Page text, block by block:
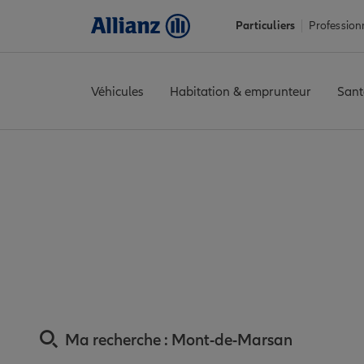
Particuliers
Véhicules Habitation & emprunteur
Ma recherche : Mont-de-Marsan